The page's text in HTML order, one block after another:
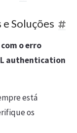
Soluções
o erro
authentication
está
os